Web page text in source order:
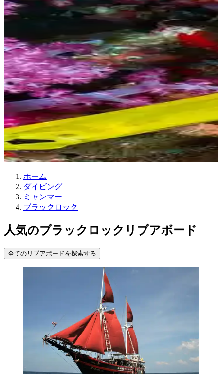
ホーム
ダイビング
ミャンマー
ブラックロック
人気のブラックロックリブアボード
全てのリブアボードを探索する